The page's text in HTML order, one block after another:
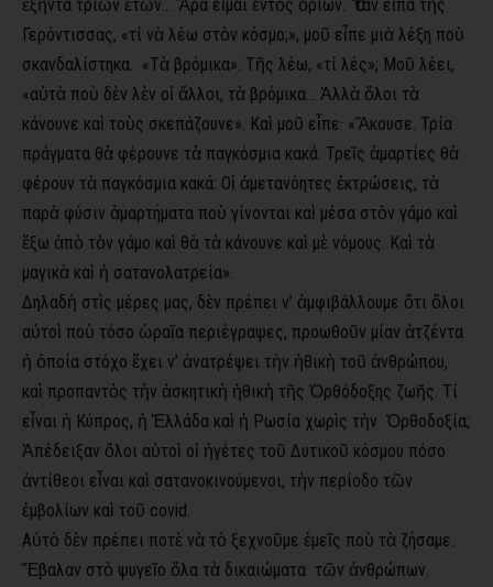
ἐξῆντα τριῶν ἐτῶν… Ἄρα εἶμαι ἐντὸς ὁρίων. Ὅταν εἶπα τῆς
Γερόντισσας, «τί νὰ λέω στὸν κόσμο;», μοῦ εἶπε μιὰ λέξη ποὺ
σκανδαλίστηκα. «Τὰ βρόμικα». Τῆς λέω, «τί λές»; Μοῦ λέει,
«αὐτὰ ποὺ δὲν λὲν οἱ ἄλλοι, τὰ βρόμικα… Ἀλλὰ ὅλοι τὰ
κάνουνε καὶ τοὺς σκεπάζουνε». Καὶ μοῦ εἶπε· «Ἄκουσε. Τρία
πράγματα θὰ φέρουνε τὰ παγκόσμια κακά. Τρεῖς ἁμαρτίες θὰ
φέρουν τὰ παγκόσμια κακά: Οἱ ἀμετανόητες ἐκτρώσεις, τὰ
παρὰ φύσιν ἁμαρτήματα ποὺ γίνονται καὶ μέσα στὸν γάμο καὶ
ἔξω ἀπὸ τὸν γάμο καὶ θὰ τὰ κάνουνε καὶ μὲ νόμους. Καὶ τὰ
μαγικὰ καὶ ἡ σατανολατρεία».
Δηλαδὴ στὶς μέρες μας, δὲν πρέπει ν’ ἀμφιβάλλουμε ὅτι ὅλοι
αὐτοὶ ποὺ τόσο ὡραῖα περιέγραψες, προωθοῦν μίαν ἀτζέντα
ἡ ὁποία στόχο ἔχει ν’ ἀνατρέψει τὴν ἠθικὴ τοῦ ἀνθρώπου,
καὶ προπαντὸς τὴν ἀσκητικὴ ἠθικὴ τῆς Ὀρθόδοξης ζωῆς. Τί
εἶναι ἡ Κύπρος, ἡ Ἑλλάδα καὶ ἡ Ρωσία χωρὶς τὴν Ὀρθοδοξία;
Ἀπέδειξαν ὅλοι αὐτοὶ οἱ ἡγέτες τοῦ Δυτικοῦ κόσμου πόσο
ἀντίθεοι εἶναι καὶ σατανοκινούμενοι, τὴν περίοδο τῶν
ἐμβολίων καὶ τοῦ covid.
Αὐτὸ δὲν πρέπει ποτὲ νὰ τὸ ξεχνοῦμε ἐμεῖς ποὺ τὰ ζήσαμε.
Ἔβαλαν στὸ ψυγεῖο ὅλα τὰ δικαιώματα τῶν ἀνθρώπων.